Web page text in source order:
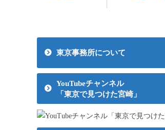
東京事務所について
YouTubeチャンネル
「東京で見つけた宮崎」